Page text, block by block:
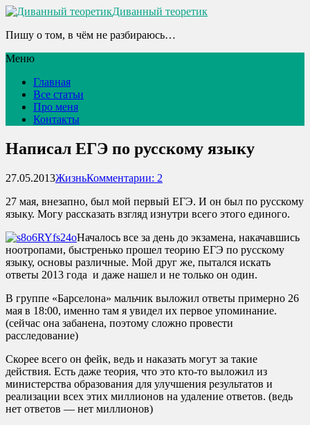
Диванный теоретик
Пишу о том, в чём не разбираюсь…
Меню
Главная
Все статьи
Про меня
Контакты
Написал ЕГЭ по русскому языку
27.05.2013ЖизньКомментарии: 2
27 мая, внезапно, был мой первый ЕГЭ. И он был по русскому
языку. Могу рассказать взгляд изнутри всего этого единого.
Началось все за день до экзамена, накачавшись
ноотропами, быстренько прошел теорию ЕГЭ по русскому
языку, основы различные. Мой друг же, пытался искать
ответы 2013 года и даже нашел и не только он один.
В группе «Барселона» мальчик выложил ответы примерно 26
мая в 18:00, именно там я увидел их первое упоминание.
(сейчас она забанена, поэтому сложно провести
расследование)
Скорее всего он фейк, ведь и наказать могут за такие
действия. Есть даже теория, что это кто-то выложил из
министерства образования для улучшения результатов и
реализации всех этих миллионов на удаление ответов. (ведь
нет ответов — нет миллионов)